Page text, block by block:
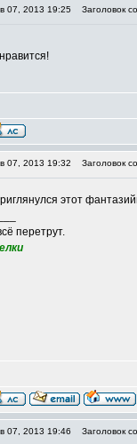
07, 2013 19:25 Заголовок
07, 2013 19:32 Заголовок
этот
перетрут.
07, 2013 19:46 Заголовок